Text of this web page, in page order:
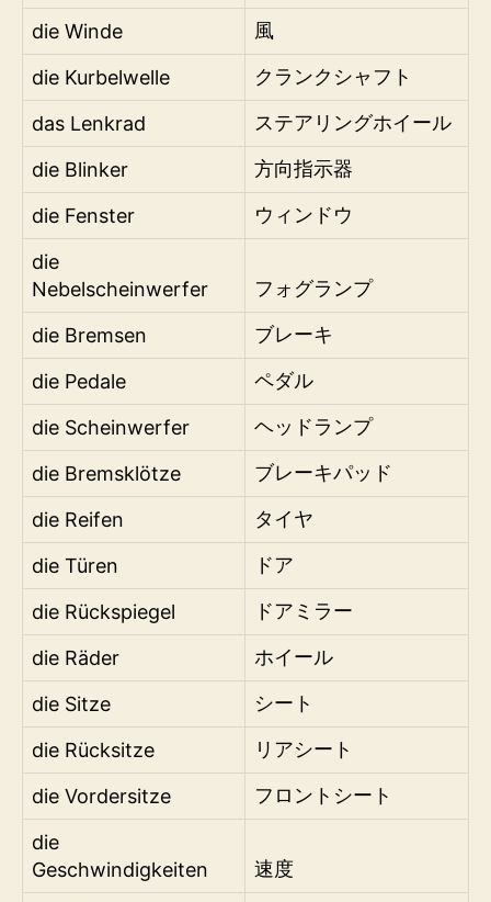
die Winde 風
die Kurbelwelle クランクシャフト
das Lenkrad ステアリングホイール
die Blinker 方向指示器
die Fenster ウィンドウ
die
Nebelscheinwerfer
フォグランプ
die Bremsen ブレーキ
die Pedale ペダル
die Scheinwerfer ヘッドランプ
die Bremsklötze ブレーキパッド
die Reifen タイヤ
die Türen ドア
die Rückspiegel ドアミラー
die Räder ホイール
die Sitze シート
die Rücksitze リアシート
die Vordersitze フロントシート
die
Geschwindigkeiten
速度